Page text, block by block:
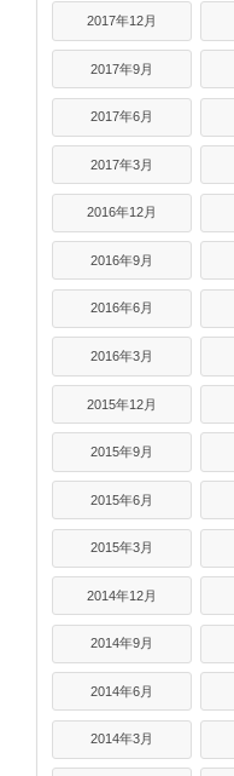
2017年12月
2017年9月
2017年6月
2017年3月
2016年12月
2016年9月
2016年6月
2016年3月
2015年12月
2015年9月
2015年6月
2015年3月
2014年12月
2014年9月
2014年6月
2014年3月